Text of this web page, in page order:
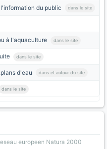
du public dans le site
à l'aquaculture dans le site
dans le site
d'eau dans et autour du site
dans le site
europeen Natura 2000